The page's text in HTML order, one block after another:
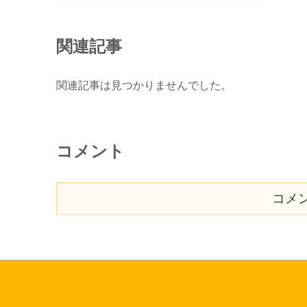
関連記事
関連記事は見つかりませんでした。
コメント
コメ